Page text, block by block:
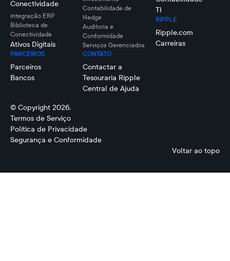
Conectividade
Integração ERP
Biblioteca de
Conectividade
Ativos Digitais
PARCEIROS
Parceiros
Bancos
Contabilidade de
Hedge
Auditoria e
Conformidade
Serviços Gerenciados
CONTATO
Contactar a
Tesouraria Ripple
Central de Ajuda
TI
RIPPLE
Ripple.com
Carreiras
© Copyright 2026.
Termos de Serviço
Política de Privacidade
Segurança e Conformidade
Voltar ao topo